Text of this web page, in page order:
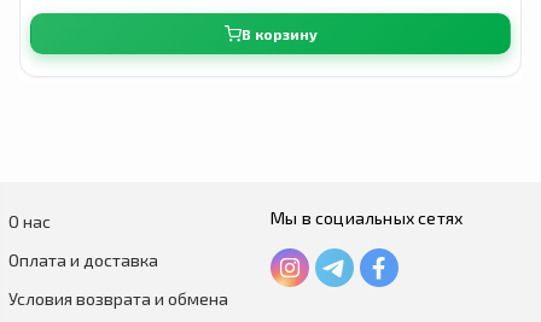
В корзину
О нас
Оплата и доставка
Условия возврата и обмена
Мы в социальных сетях